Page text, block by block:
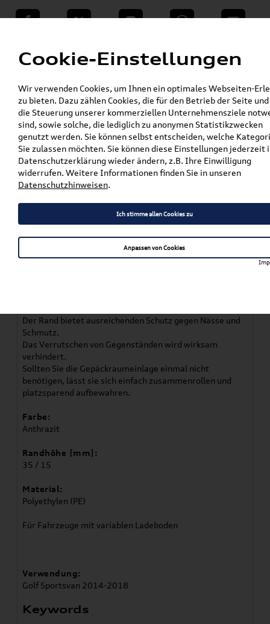
teilen Twitter Instagram WhatsApp E-Mail
VW Shop - VW Originalteile und Zubehör »
VW Zubehör » Komfort & Schutz »
Gepäckraumeinlagen » Golf »
Original VW Golf Sportsvan
Gepäckraumeinlage 510061160
Original VW Golf Sportsvan
Gepäckraumeinlage
510061160
Artikelbeschreibung
Der Rand bietet ausreichenden Schutz gegen Nässe und
Schmutz.
Das Verrutschen von Gegenständen wird wirksam
verhindert.
Sollten Sie die Gepäckraumeinlage einmal nicht
benötigen, lässt sie sich einfach zusammenrollen und
platzsparend aufbewahren.
Farbe:
Anthrazit
Randhöhe [mm]:
35 / 15
Material:
Polyethylen (PE)
Für Fahrzeuge mit variablen Ladeboden
Verwendung:
Golf Sportsvan 2014-2018
Keywords
Cookie-Einstellungen
Wir verwenden Cookies, um Ihnen ein optimales Webseiten-
zu bieten. Dazu zählen Cookies, die für den Betrieb der Seite
die Steuerung unserer kommerziellen Unternehmensziele
sind, sowie solche, die lediglich zu anonymen Statistikzwecken
genutzt werden. Sie können selbst entscheiden, welche
Sie zulassen möchten. Sie können diese Einstellungen jederzeit
Datenschutzerklärung wieder ändern, z.B. Ihre Einwilligung
widerrufen. Weitere Informationen finden Sie in unseren
Datenschutzhinweisen.
Ich stimme allen Cookies zu
Anpassen von Cookies